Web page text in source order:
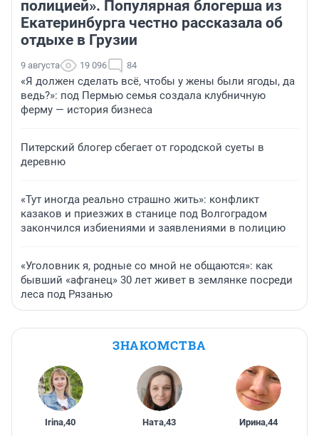
полицией». Популярная блогерша из
Екатеринбурга честно рассказала об
отдыхе в Грузии
9 августа 19 096 84
«Я должен сделать всё, чтобы у жены были ягоды, да
ведь?»: под Пермью семья создала клубничную
ферму — история бизнеса
Питерский блогер сбегает от городской суеты в
деревню
«Тут иногда реально страшно жить»: конфликт
казаков и приезжих в станице под Волгоградом
закончился избиениями и заявлениями в полицию
«Уголовник я, родные со мной не общаются»: как
бывший «афганец» 30 лет живет в землянке посреди
леса под Рязанью
ЗНАКОМСТВА
Irina,40 Ната,43 Ирина,44